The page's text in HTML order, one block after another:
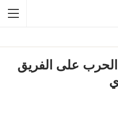
الحرب على الفريق